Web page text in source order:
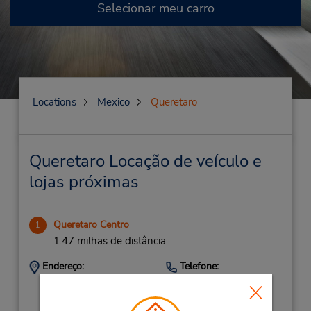
Selecionar meu carro
Locations Mexico Queretaro
Queretaro Locação de veículo e
lojas próximas
1 Queretaro Centro
1.47 milhas de distância
Endereço:
Telefone: